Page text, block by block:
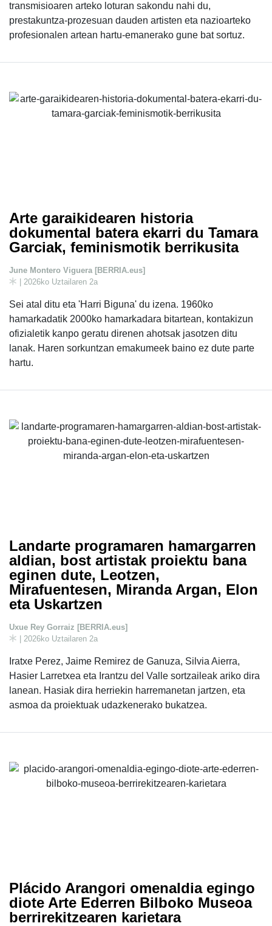
transmisioaren arteko loturan sakondu nahi du,
prestakuntza-prozesuan dauden artisten eta nazioarteko
profesionalen artean hartu-emanerako gune bat sortuz.
Arte garaikidearen historia
dokumental batera ekarri du Tamara
Garciak, feminismotik berrikusita
June Montero Viguera [BERRIA.eus]
| 2026ko Uztailaren 2a
Sei atal ditu eta 'Harri Biguna' du izena. 1960ko
hamarkadatik 2000ko hamarkadara bitartean, kontakizun
ofizialetik kanpo geratu direnen ahotsak jasotzen ditu
lanak. Haren sorkuntzan emakumeek baino ez dute parte
hartu.
Landarte programaren hamargarren
aldian, bost artistak proiektu bana
eginen dute, Leotzen,
Mirafuentesen, Miranda Argan, Elon
eta Uskartzen
Uxue Rey Gorraiz [BERRIA.eus]
| 2026ko Uztailaren 2a
Iratxe Perez, Jaime Remirez de Ganuza, Silvia Aierra,
Hasier Larretxea eta Irantzu del Valle sortzaileak ariko dira
lanean. Hasiak dira herriekin harremanetan jartzen, eta
asmoa da proiektuak udazkenerako bukatzea.
Plácido Arangori omenaldia egingo
diote Arte Ederren Bilboko Museoa
berrirekitzearen karietara